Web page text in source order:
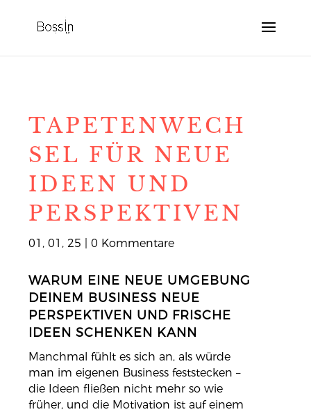
TAPETENWECH
SEL FÜR NEUE
IDEEN UND
PERSPEKTIVEN
01, 01, 25 0 Kommentare
WARUM EINE NEUE UMGEBUNG
DEINEM BUSINESS NEUE
PERSPEKTIVEN UND FRISCHE
IDEEN SCHENKEN KANN
Manchmal fühlt es sich an, als würde
man im eigenen Business feststecken –
die Ideen fließen nicht mehr so wie
früher, und die Motivation ist auf einem